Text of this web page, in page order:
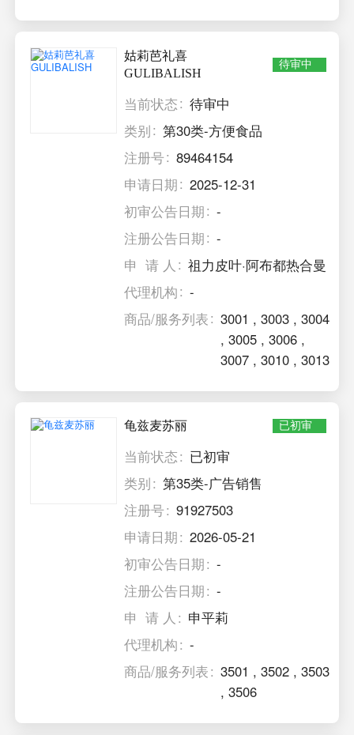
姑莉芭礼喜
GULIBALISH
待审中
当前状态
待审中
类别
第30类-方便食品
注册号
89464154
申请日期
2025-12-31
初审公告日期
-
注册公告日期
-
申 请 人
祖力皮叶·阿布都热合曼
代理机构
-
商品/服务列表
3001 ,3003 ,3004
,3005 ,3006 ,
3007 ,3010 ,3013
龟兹麦苏丽 已初审
当前状态
已初审
类别
第35类-广告销售
注册号
91927503
申请日期
2026-05-21
初审公告日期
-
注册公告日期
-
申 请 人
申平莉
代理机构
-
商品/服务列表
3501 ,3502 ,3503
,3506